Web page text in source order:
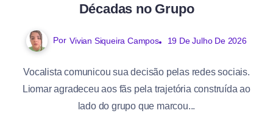
Décadas no Grupo
Por Vivian Siqueira Campos 19 De Julho De 2026
Vocalista comunicou sua decisão pelas redes sociais.
Liomar agradeceu aos fãs pela trajetória construída ao
lado do grupo que marcou...